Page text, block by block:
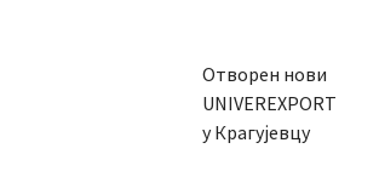
Отворен нови
UNIVEREXPORT
у Крагујевцу